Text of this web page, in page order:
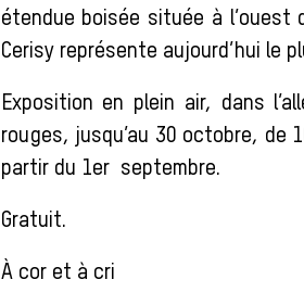
étendue boisée située à l’ouest
Cerisy représente aujourd’hui le
Exposition en plein air, dans
rouges, jusqu’au 30 octobre, de
partir du 1er septembre.
Gratuit.
À cor et à cri